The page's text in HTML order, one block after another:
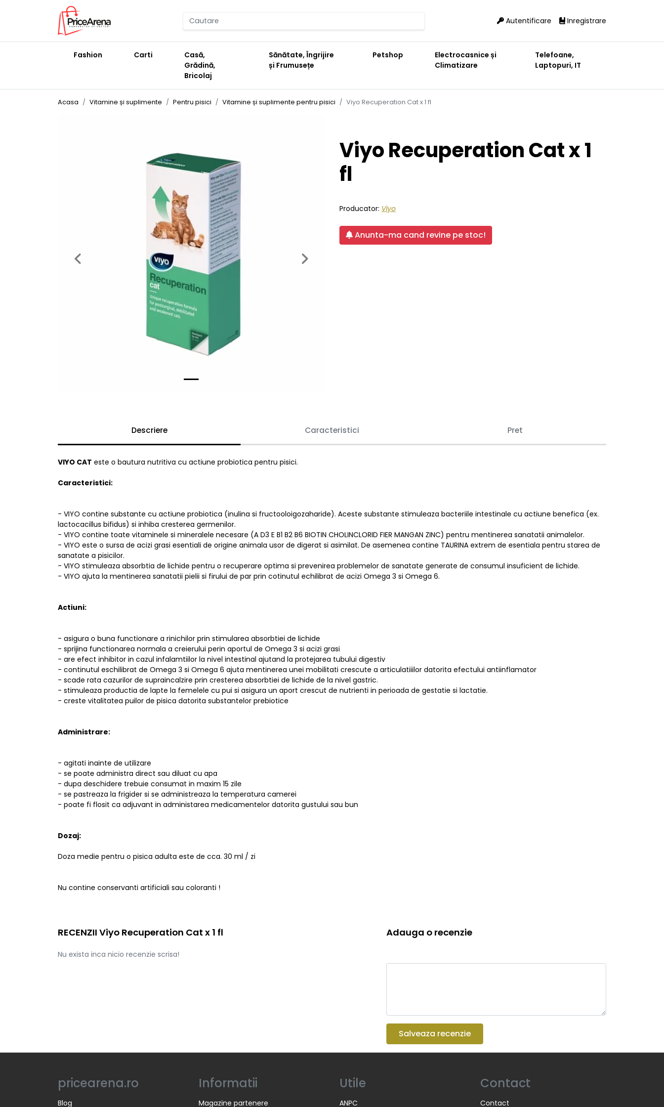
Autentificare Inregistrare
Fashion Carti
Casă,
Grădină,
Bricolaj
Sănătate, Îngrijire
și Frumusețe
Petshop
Electrocasnice și
Climatizare
Telefoane,
Laptopuri, IT
Acasa Vitamine și suplimente Pentru pisici Vitamine și suplimente pentru pisici Viyo Recuperation Cat x 1 fl
Previous Next
Viyo Recuperation Cat x 1
fl
Producator: Viyo
Anunta-ma cand revine pe stoc!
Descriere Caracteristici Pret
VIYO CAT este o bautura nutritiva cu actiune probiotica pentru pisici.
Caracteristici:
- VIYO contine substante cu actiune probiotica (inulina si fructooloigozaharide). Aceste substante stimuleaza bacteriile intestinale cu actiune benefica (ex.
lactocacillus bifidus) si inhiba cresterea germenilor.
- VIYO contine toate vitaminele si mineralele necesare (A D3 E B1 B2 B6 BIOTIN CHOLINCLORID FIER MANGAN ZINC) pentru mentinerea sanatatii animalelor.
- VIYO este o sursa de acizi grasi esentiali de origine animala usor de digerat si asimilat. De asemenea contine TAURINA extrem de esentiala pentru starea de
sanatate a pisicilor.
- VIYO stimuleaza absorbtia de lichide pentru o recuperare optima si prevenirea problemelor de sanatate generate de consumul insuficient de lichide.
- VIYO ajuta la mentinerea sanatatii pielii si firului de par prin cotinutul echilibrat de acizi Omega 3 si Omega 6.
Actiuni:
- asigura o buna functionare a rinichilor prin stimularea absorbtiei de lichide
- sprijina functionarea normala a creierului perin aportul de Omega 3 si acizi grasi
- are efect inhibitor in cazul infalamtiilor la nivel intestinal ajutand la protejarea tubului digestiv
- continutul eschilibrat de Omega 3 si Omega 6 ajuta mentinerea unei mobilitati crescute a articulatiiilor datorita efectului antiinflamator
- scade rata cazurilor de supraincalzire prin cresterea absorbtiei de lichide de la nivel gastric.
- stimuleaza productia de lapte la femelele cu pui si asigura un aport crescut de nutrienti in perioada de gestatie si lactatie.
- creste vitalitatea puilor de pisica datorita substantelor prebiotice
Administrare:
- agitati inainte de utilizare
- se poate administra direct sau diluat cu apa
- dupa deschidere trebuie consumat in maxim 15 zile
- se pastreaza la frigider si se administreaza la temperatura camerei
- poate fi flosit ca adjuvant in administarea medicamentelor datorita gustului sau bun
Dozaj:
Doza medie pentru o pisica adulta este de cca. 30 ml / zi
Nu contine conservanti artificiali sau coloranti !
RECENZII Viyo Recuperation Cat x 1 fl
Nu exista inca nicio recenzie scrisa!
Adauga o recenzie
Salveaza recenzie
pricearena.ro
Blog
Informatii
Magazine partenere
Utile
ANPC
Contact
Contact